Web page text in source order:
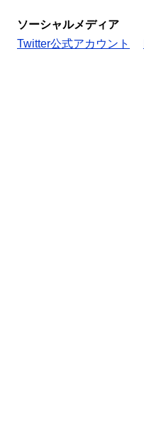
ソーシャルメディア
Twitter公式アカウント